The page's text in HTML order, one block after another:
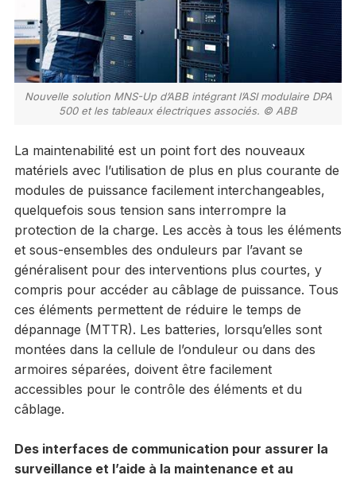
Nouvelle solution MNS-Up d’ABB intégrant l’ASI modulaire DPA
500 et les tableaux électriques associés. © ABB
La maintenabilité est un point fort des nouveaux
matériels avec l’utilisation de plus en plus courante de
modules de puissance facilement interchangeables,
quelquefois sous tension sans interrompre la
protection de la charge. Les accès à tous les éléments
et sous-ensembles des onduleurs par l’avant se
généralisent pour des interventions plus courtes, y
compris pour accéder au câblage de puissance. Tous
ces éléments permettent de réduire le temps de
dépannage (MTTR). Les batteries, lorsqu’elles sont
montées dans la cellule de l’onduleur ou dans des
armoires séparées, doivent être facilement
accessibles pour le contrôle des éléments et du
câblage.
Des interfaces de communication pour assurer la
surveillance et l’aide à la maintenance et au